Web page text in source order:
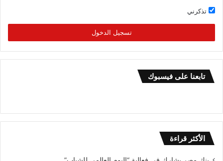
تذكرني
تسجيل الدخول
تابعنا على فيسبوك
الأكثر قراءة